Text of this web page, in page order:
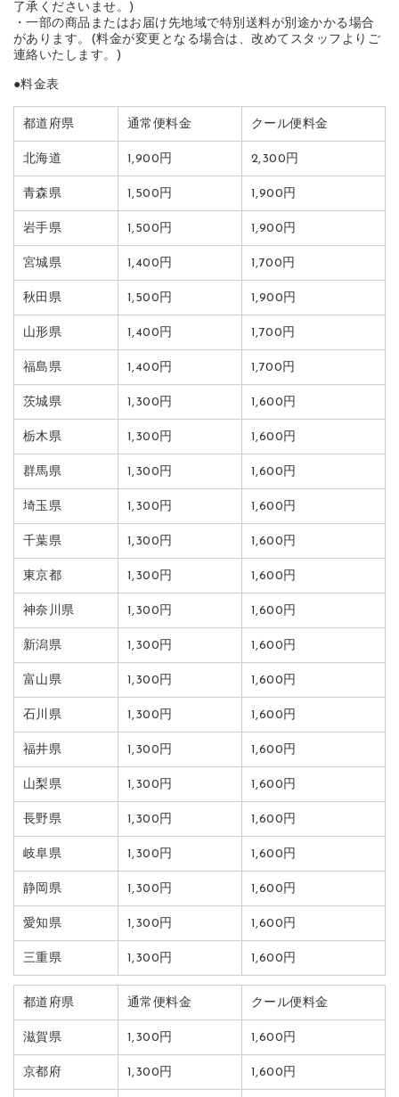
了承くださいませ。)
・一部の商品またはお届け先地域で特別送料が別途かかる場合
があります。(料金が変更となる場合は、改めてスタッフよりご
連絡いたします。)
●料金表
都道府県 通常便料金 クール便料金
北海道 1,900円 2,300円
青森県 1,500円 1,900円
岩手県 1,500円 1,900円
宮城県 1,400円 1,700円
秋田県 1,500円 1,900円
山形県 1,400円 1,700円
福島県 1,400円 1,700円
茨城県 1,300円 1,600円
栃木県 1,300円 1,600円
群馬県 1,300円 1,600円
埼玉県 1,300円 1,600円
千葉県 1,300円 1,600円
東京都 1,300円 1,600円
神奈川県 1,300円 1,600円
新潟県 1,300円 1,600円
富山県 1,300円 1,600円
石川県 1,300円 1,600円
福井県 1,300円 1,600円
山梨県 1,300円 1,600円
長野県 1,300円 1,600円
岐阜県 1,300円 1,600円
静岡県 1,300円 1,600円
愛知県 1,300円 1,600円
三重県 1,300円 1,600円
都道府県 通常便料金 クール便料金
滋賀県 1,300円 1,600円
京都府 1,300円 1,600円